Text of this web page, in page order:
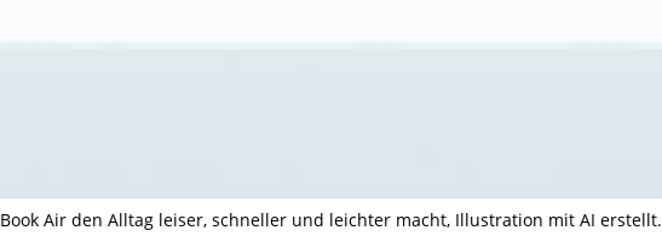
Air den Alltag leiser, schneller und leichter macht, Illustration mit AI erstellt.